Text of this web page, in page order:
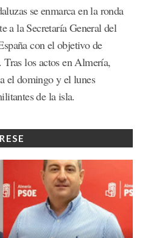
se enmarca en la ronda
a la Secretaría General del
con el objetivo de
los actos en Almería,
el domingo y el lunes
de la isla.